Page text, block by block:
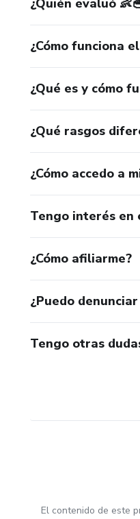
¿Cómo funciona
¿Qué es y cómo
¿Qué rasgos
¿Cómo accedo a
Tengo interés en
¿Cómo afiliarme?
¿Puedo
Tengo otras
El contenido de este